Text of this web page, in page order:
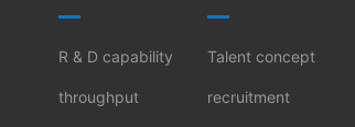
R & D capability
throughput
Talent concept
recruitment